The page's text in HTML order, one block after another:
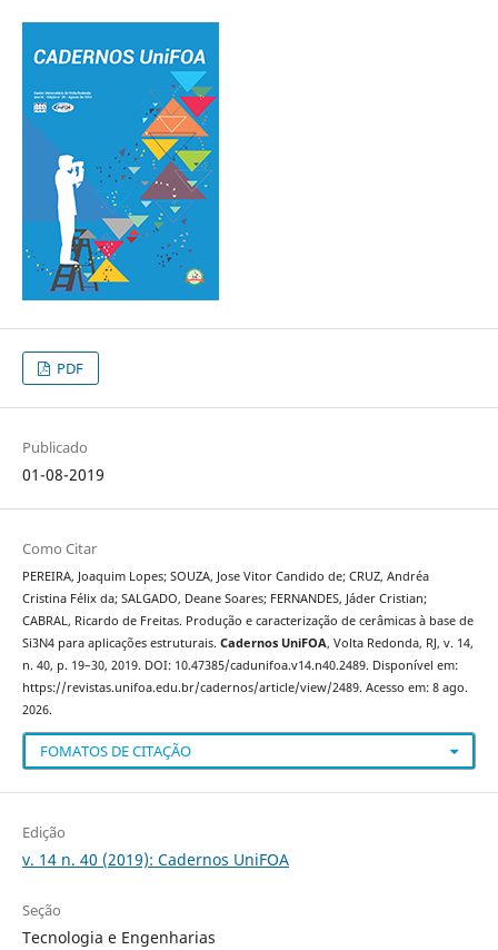
PDF
Publicado
01-08-2019
Como Citar
PEREIRA, Joaquim Lopes; SOUZA, Jose Vitor Candido de; CRUZ, Andréa
Cristina Félix da; SALGADO, Deane Soares; FERNANDES, Jáder Cristian;
CABRAL, Ricardo de Freitas. Produção e caracterização de cerâmicas à base de
Si3N4 para aplicações estruturais. Cadernos UniFOA, Volta Redonda, RJ, v. 14,
n. 40, p. 19–30, 2019. DOI: 10.47385/cadunifoa.v14.n40.2489. Disponível em:
https://revistas.unifoa.edu.br/cadernos/article/view/2489. Acesso em: 8 ago.
2026.
FOMATOS DE CITAÇÃO
Edição
v. 14 n. 40 (2019): Cadernos UniFOA
Seção
Tecnologia e Engenharias